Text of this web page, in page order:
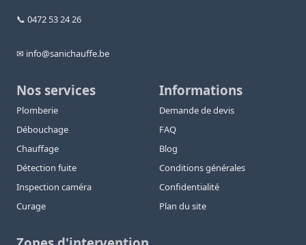
📞 0472 53 24 26
✉ info@sanichauffe.be
Nos services
Plomberie
Débouchage
Chauffage
Détection fuite
Inspection caméra
Curage
Informations
Demande de devis
FAQ
Blog
Conditions générales
Confidentialité
Plan du site